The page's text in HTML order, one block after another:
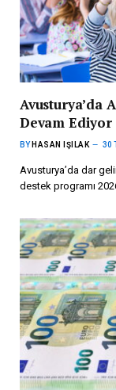
Avusturya’da
Devam Ediyor
BY HASAN IŞILAK 30
Avusturya’da dar
destek programı